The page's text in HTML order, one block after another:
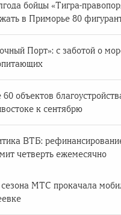
бойцы «Тигра-
в Приморье 80
Порт»: с заботой о
60 объектов
к сентябрю
ВТБ:
четверть ежемесячно
МТС прокачала